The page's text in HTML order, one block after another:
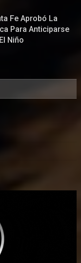
Fe Aprobó La
Para Anticiparse
Niño